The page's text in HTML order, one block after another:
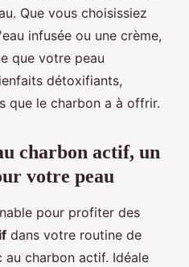
Que vous choisissiez
infusée ou une crème,
que votre peau
détoxifiants,
que le charbon a à offrir.
charbon actif, un
votre peau
pour profiter des
dans votre routine de
au charbon actif. Idéale